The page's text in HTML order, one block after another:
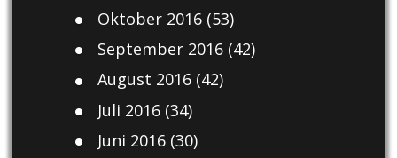
Oktober 2016(53)
September 2016(42)
August 2016(42)
Juli 2016(34)
Juni 2016(30)